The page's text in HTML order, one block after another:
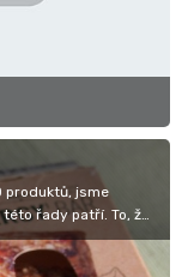
produktů, jsme
řady patří. To, že